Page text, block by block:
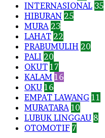
INTERNASIONAL 35
HIBURAN 25
MURA 23
LAHAT 22
PRABUMULIH 20
PALI 20
OKUT 17
KALAM 16
OKU 16
EMPAT LAWANG 11
MURATARA 10
LUBUK LINGGAU 8
OTOMOTIF 7